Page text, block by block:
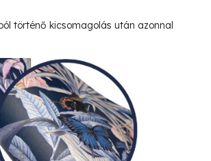
történő kicsomagolás után azonnal